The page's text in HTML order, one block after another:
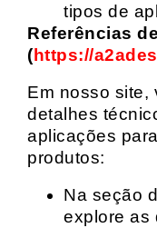
tipos de
Referências
(https://
Em nosso site,
detalhes
aplicações
produtos:
Na seção
explore as